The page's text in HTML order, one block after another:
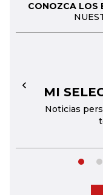
CONOZCA LOS
MI
Noticias
←